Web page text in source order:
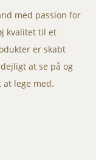
med passion for
kvalitet til et
er skabt
at se på og
at lege med.